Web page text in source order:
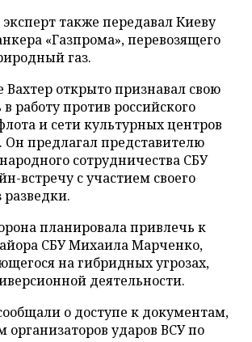
также передавал Киеву
«Газпрома», перевозящего
газ.
Вахтер открыто признавал свою
работу против российского
и сети культурных центров
Он предлагал представителю
сотрудничества СБУ
встречу с участием своего
планировала привлечь к
СБУ Михаила Марченко,
на гибридных угрозах,
деятельности.
о доступе к документам,
ударов ВСУ по